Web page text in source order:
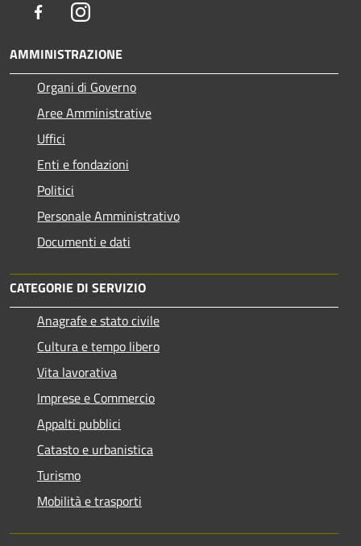
FacebookInstagram
AMMINISTRAZIONE
Organi di Governo
Aree Amministrative
Uffici
Enti e fondazioni
Politici
Personale Amministrativo
Documenti e dati
CATEGORIE DI SERVIZIO
Anagrafe e stato civile
Cultura e tempo libero
Vita lavorativa
Imprese e Commercio
Appalti pubblici
Catasto e urbanistica
Turismo
Mobilità e trasporti